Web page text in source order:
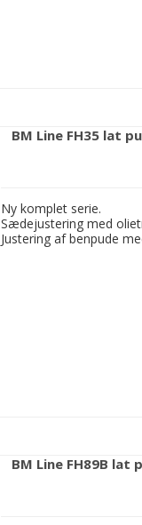
BM Line FH35 lat
Ny komplet serie.
Sædejustering med
Justering af benpude
BM Line FH89B